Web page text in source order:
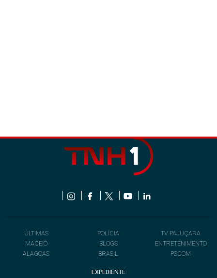
ÚLTIMAS
MACEIÓ
ALAGOAS
POLÍCIA
BLOGS
BRASIL
TV PAJUÇARA
ENTRETENIMENTO
PSCOM
EXPEDIENTE